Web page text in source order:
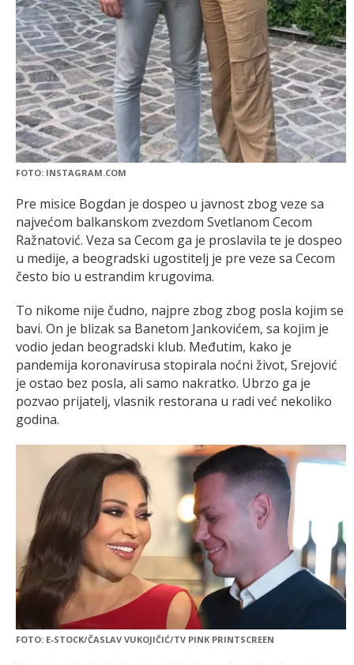
FOTO: INSTAGRAM.COM
Pre misice Bogdan je dospeo u javnost zbog veze sa
najvećom balkanskom zvezdom Svetlanom Cecom
Ražnatović. Veza sa Cecom ga je proslavila te je dospeo
u medije, a beogradski ugostitelj je pre veze sa Cecom
često bio u estrandim krugovima.
To nikome nije čudno, najpre zbog zbog posla kojim se
bavi. On je blizak sa Banetom Jankovićem, sa kojim je
vodio jedan beogradski klub. Međutim, kako je
pandemija koronavirusa stopirala noćni život, Srejović
je ostao bez posla, ali samo nakratko. Ubrzo ga je
pozvao prijatelj, vlasnik restorana u radi već nekoliko
godina.
FOTO: E-STOCK/ČASLAV VUKOJIČIĆ/TV PINK PRINTSCREEN